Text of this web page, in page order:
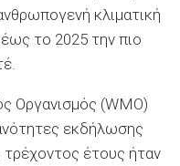
κλιματική
το 2025 την πιο
Οργανισμός (WMO)
εκδήλωσης
έτους ήταν